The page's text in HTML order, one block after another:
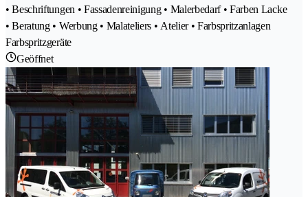
• Beschriftungen • Fassadenreinigung • Malerbedarf • Farben Lacke
• Beratung • Werbung • Malateliers • Atelier • Farbspritzanlagen
Farbspritzgeräte
Geöffnet